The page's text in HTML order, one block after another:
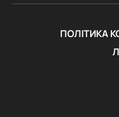
ПОЛІТИКА